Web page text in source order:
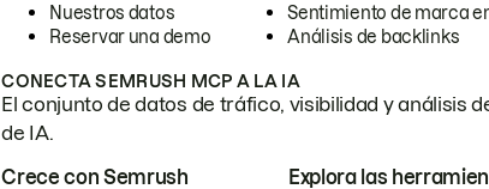
Nuestros datos
Reservar una demo
Sentimiento de marca
Análisis de backlinks
CONECTA SEMRUSH MCP A LA IA
El conjunto de datos de tráfico, visibilidad y análisis
de IA.
Crece con Semrush Explora las